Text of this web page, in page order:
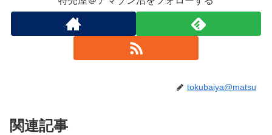
tokubaiya@matsu
関連記事